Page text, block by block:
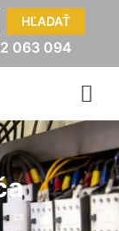
HĽADAŤ
063 094